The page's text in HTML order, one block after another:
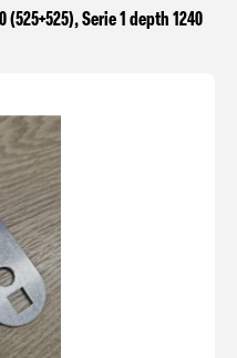
Serie 1 depth 1240